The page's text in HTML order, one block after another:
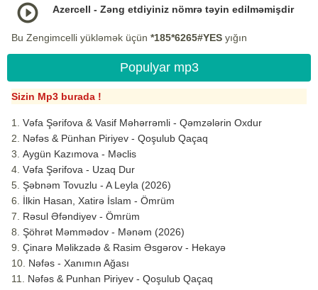
Azercell - Zəng etdiyiniz nömrə təyin edilməmişdir
Bu Zengimcelli yükləmək üçün *185*6265#YES yığın
Populyar mp3
Sizin Mp3 burada !
Vəfa Şərifova & Vasif Məhərrəmli - Qəmzələrin Oxdur
Nəfəs & Pünhan Piriyev - Qoşulub Qaçaq
Aygün Kazımova - Məclis
Vəfa Şərifova - Uzaq Dur
Şəbnəm Tovuzlu - A Leyla (2026)
İlkin Hasan, Xatirə İslam - Ömrüm
Rəsul Əfəndiyev - Ömrüm
Şöhrət Məmmədov - Mənəm (2026)
Çinarə Məlikzadə & Rasim Əsgərov - Hekayə
Nəfəs - Xanımın Ağası
Nəfəs & Punhan Piriyev - Qoşulub Qaçaq